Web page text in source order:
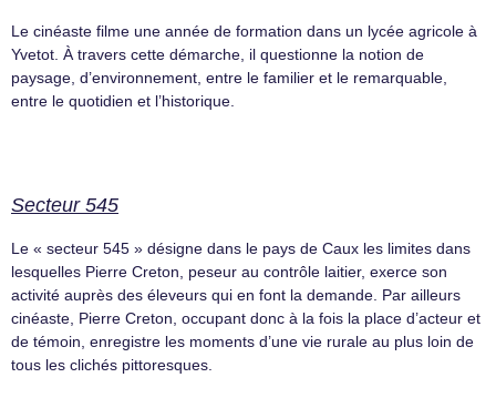
Le cinéaste filme une année de formation dans un lycée agricole à
Yvetot. À travers cette démarche, il questionne la notion de
paysage, d’environnement, entre le familier et le remarquable,
entre le quotidien et l’historique.
Secteur 545
Le « secteur 545 » désigne dans le pays de Caux les limites dans
lesquelles Pierre Creton, peseur au contrôle laitier, exerce son
activité auprès des éleveurs qui en font la demande. Par ailleurs
cinéaste, Pierre Creton, occupant donc à la fois la place d’acteur et
de témoin, enregistre les moments d’une vie rurale au plus loin de
tous les clichés pittoresques.